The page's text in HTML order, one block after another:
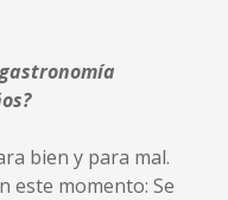
bien y para mal.
este momento: Se